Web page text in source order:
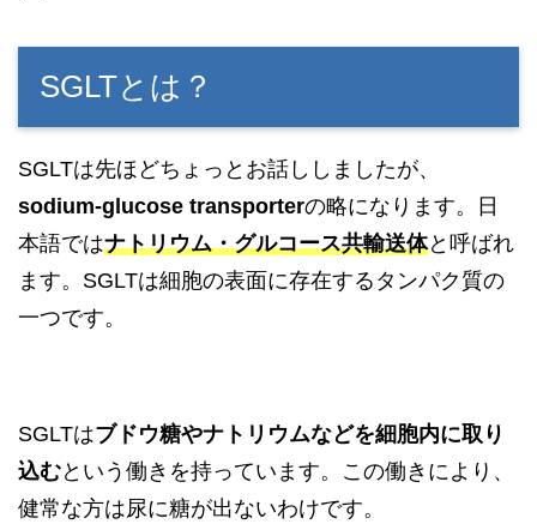
SGLTとは？
SGLTは先ほどちょっとお話ししましたが、
sodium-glucose transporterの略になります。日
本語ではナトリウム・グルコース共輸送体と呼ばれ
ます。SGLTは細胞の表面に存在するタンパク質の
一つです。
SGLTはブドウ糖やナトリウムなどを細胞内に取り
込むという働きを持っています。この働きにより、
健常な方は尿に糖が出ないわけです。